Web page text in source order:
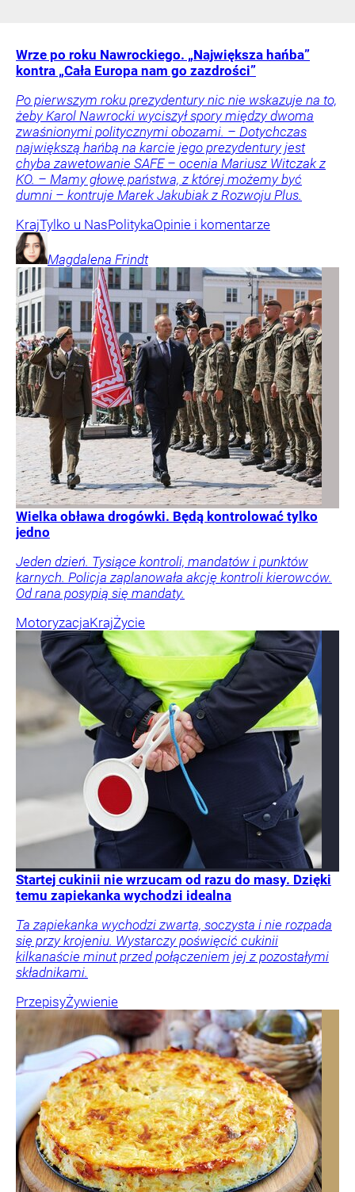
Wrze po roku Nawrockiego. „Największa hańba”
kontra „Cała Europa nam go zazdrości”
Po pierwszym roku prezydentury nic nie wskazuje na to,
żeby Karol Nawrocki wyciszył spory między dwoma
zwaśnionymi politycznymi obozami. – Dotychczas
największą hańbą na karcie jego prezydentury jest
chyba zawetowanie SAFE – ocenia Mariusz Witczak z
KO. – Mamy głowę państwa, z której możemy być
dumni – kontruje Marek Jakubiak z Rozwoju Plus.
KrajTylko u NasPolitykaOpinie i komentarze
Magdalena Frindt
Wielka obława drogówki. Będą kontrolować tylko
jedno
Jeden dzień. Tysiące kontroli, mandatów i punktów
karnych. Policja zaplanowała akcję kontroli kierowców.
Od rana posypią się mandaty.
MotoryzacjaKrajŻycie
Startej cukinii nie wrzucam od razu do masy. Dzięki
temu zapiekanka wychodzi idealna
Ta zapiekanka wychodzi zwarta, soczysta i nie rozpada
się przy krojeniu. Wystarczy poświęcić cukinii
kilkanaście minut przed połączeniem jej z pozostałymi
składnikami.
PrzepisyŻywienie